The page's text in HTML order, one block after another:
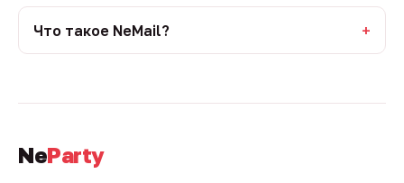
Что такое NeMail?
NeParty